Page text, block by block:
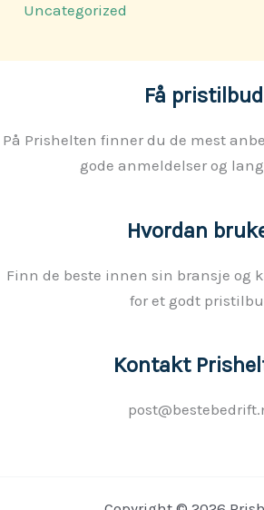
Uncategorized
Få pristilbud
På Prishelten finner du de mest
gode anmeldelser og
Hvordan
Finn de beste innen sin bransje og
for et godt
Kontakt